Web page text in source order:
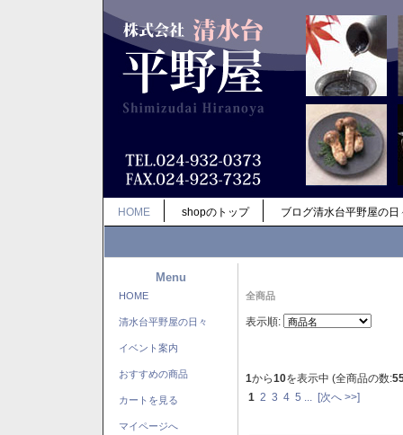
HOME shopのトップ ブログ清水台平野屋の日
Menu
HOME
清水台平野屋の日々
イベント案内
おすすめの商品
カートを見る
マイページへ
全商品
表示順:
1から10を表示中 (全商品の数:
1 2 3 4 5 [次へ >>]